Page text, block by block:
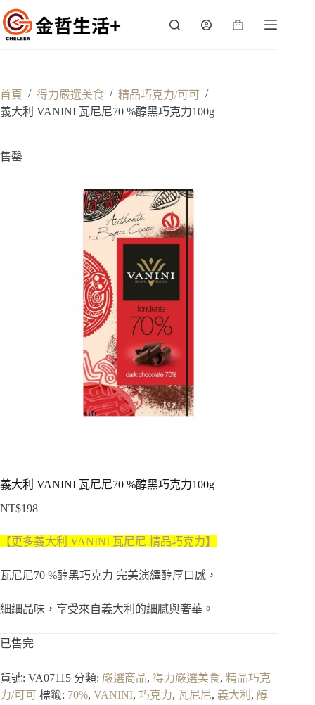
跳
至
主
容
購
首頁 / 得力嚴選美食 / 精品巧克力/可可 /
義大利 VANINI 瓦尼尼70 %醇黑巧克力100g
售罄
義大利 VANINI 瓦尼尼70 %醇黑巧克力100g
NT$198
【更多義大利 VANINI 瓦尼尼 精品巧克力】
瓦尼尼70 %醇黑巧克力 完美演繹醇厚口感，
細細品味，享受來自義大利的細膩與奢華。
已售完
貨號: VA07115 分類: 嚴選商品, 得力嚴選美食, 精品巧克
力/可可 標籤: 70%, VANINI, 巧克力, 瓦尼尼, 義大利 , 醇